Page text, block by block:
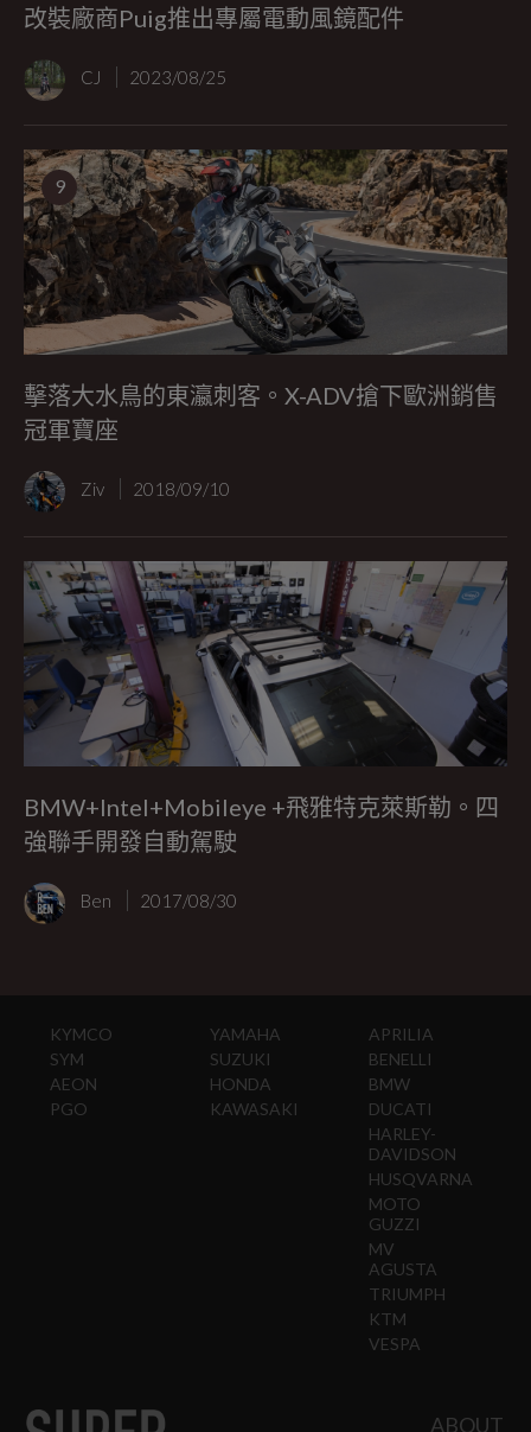
改裝廠商Puig推出專屬電動風鏡配件
CJ 2023/08/25
9
擊落大水鳥的東瀛刺客。X-ADV搶下歐洲銷售
冠軍寶座
Ziv 2018/09/10
BMW+Intel+Mobileye +飛雅特克萊斯勒。四
強聯手開發自動駕駛
Ben 2017/08/30
KYMCO
SYM
AEON
PGO
YAMAHA
SUZUKI
HONDA
KAWASAKI
APRILIA
BENELLI
BMW
DUCATI
HARLEY-
DAVIDSON
HUSQVARNA
MOTO
GUZZI
MV
AGUSTA
TRIUMPH
KTM
VESPA
ABOUT